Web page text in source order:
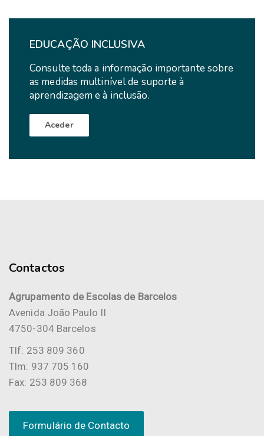
EDUCAÇÃO INCLUSIVA
Consulte toda a informação importante sobre
as medidas multinível de suporte à
aprendizagem e à inclusão.
Aceder
Contactos
Agrupamento de Escolas de Barcelos
Avenida João Paulo II
4750-304 Barcelos
Tlf: 253 809 360
Tlm: 937 705 160
Fax: 253 809 368
Formulário de Contacto